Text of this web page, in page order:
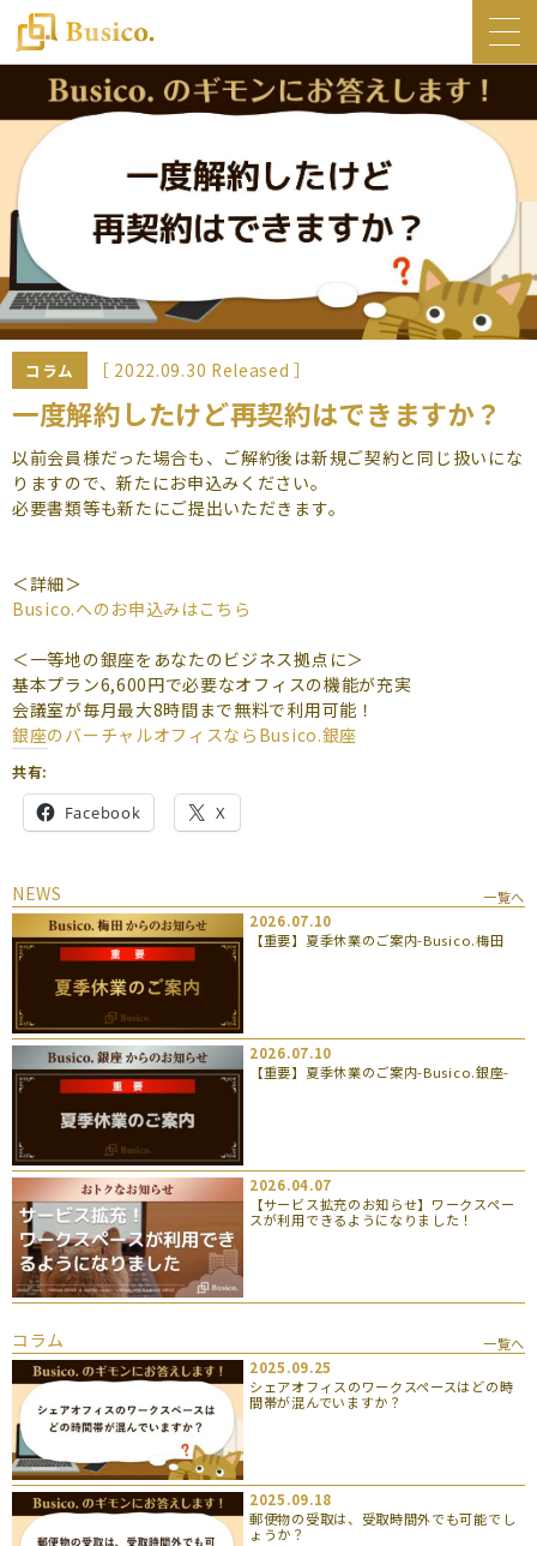
トップ
Busico.について
Busico.銀座
料金・サービス
お知らせ
NEWS
コラム
Busico.通信
お申し込み
コラム ［ 2022.09.30 Released ］
一度解約したけど再契約はできますか？
以前会員様だった場合も、ご解約後は新規ご契約と同じ扱いにな
りますので、新たにお申込みください。
必要書類等も新たにご提出いただきます。
＜詳細＞
Busico.へのお申込みはこちら
＜一等地の銀座をあなたのビジネス拠点に＞
基本プラン6,600円で必要なオフィスの機能が充実
会議室が毎月最大8時間まで無料で利用可能！
銀座のバーチャルオフィスならBusico.銀座
共有:
Facebook X
NEWS
一覧へ
2026.07.10
【重要】夏季休業のご案内-Busico.梅田
2026.07.10
【重要】夏季休業のご案内-Busico.銀座-
2026.04.07
【サービス拡充のお知らせ】ワークスペー
スが利用できるようになりました！
コラム
一覧へ
2025.09.25
シェアオフィスのワークスペースはどの時
間帯が混んでいますか？
2025.09.18
郵便物の受取は、受取時間外でも可能でし
ょうか？